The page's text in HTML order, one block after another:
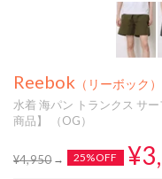
Reebok （リーボック）
水着 海パン トランクス サ
商品】 （OG）
¥4,950 25%OFF